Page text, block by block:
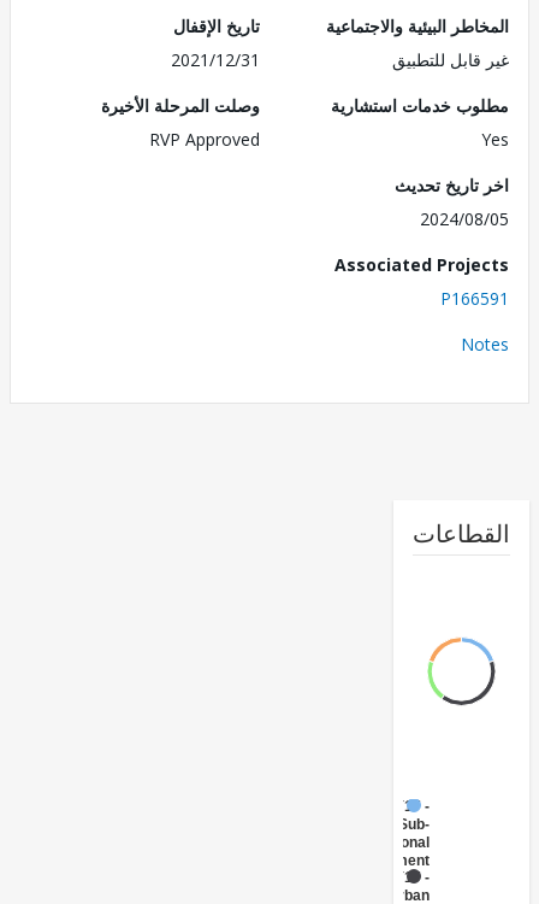
البيئية والاجتماعية
للتطبيق
تاريخ الإقفال
2021/12/31
خدمات استشارية
وصلت المرحلة الأخيرة
RVP Approved
تحديث
2024/
Associated
Government